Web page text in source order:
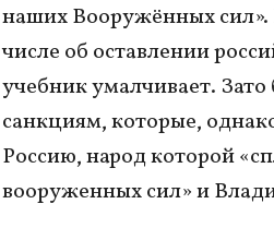
наших Вооружённых
числе об оставлении
учебник умалчивает.
санкциям, которые,
Россию, народ которой
вооруженных сил» и